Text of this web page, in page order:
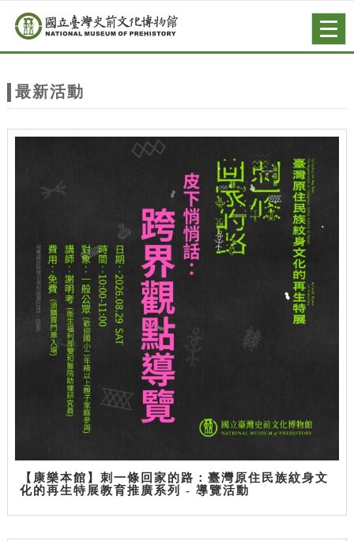
站
主
跳到主要內容
網站導覽
最新活動
【康樂本館】刺一條回家的路：臺灣原住民族紋身文
化的再生特展教育推廣系列 - 導覽活動